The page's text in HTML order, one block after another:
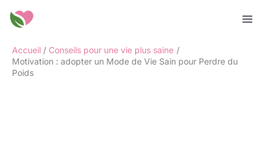
Accueil
Conseils pour une vie plus saine
Motivation : adopter un Mode de Vie Sain pour Perdre du
Poids